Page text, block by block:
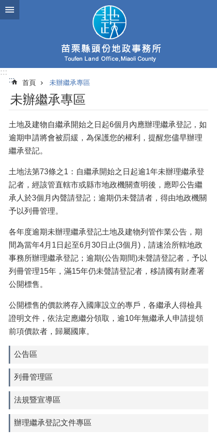
跳到主要內容區塊
:::
:::
首頁 未辦繼承專區
未辦繼承專區
土地及建物自繼承開始之日起6個月內應辦理繼承登記，如
逾期申請將會被罰緩，為保護您的權利，提醒您儘早辦理
繼承登記。
土地法第73條之1：自繼承開始之日起逾1年未辦理繼承登
記者，經該管直轄市或縣市地政機關查明後，應即公告繼
承人於3個月內聲請登記；逾期仍未聲請者，得由地政機關
予以列冊管理。
各年度逾期未辦理繼承登記土地及建物列管作業公告，期
間為當年4月1日起至6月30日止(3個月)，請速洽所轄地政
事務所辦理繼承登記；逾期(公告期間)未聲請登記者，予以
列冊管理15年，滿15年仍未聲請登記者，移請國有財產署
公開標售。
公開標售的價款將存入國庫設立的專戶，各繼承人得檢具
證明文件，依法定應繼分領取，逾10年無繼承人申請提領
前項價款者，歸屬國庫。
公告區
列冊管理區
法規暨宣導區
辦理繼承登記文件專區